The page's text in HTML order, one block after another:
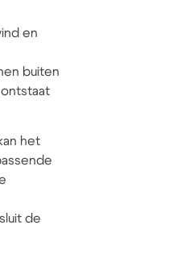
en
buiten
ontstaat
het
de